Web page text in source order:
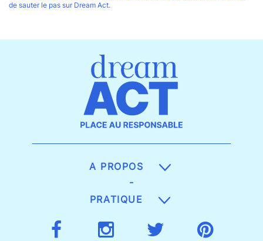
de sauter le pas sur Dream Act.
A PROPOS
-
PRATIQUE